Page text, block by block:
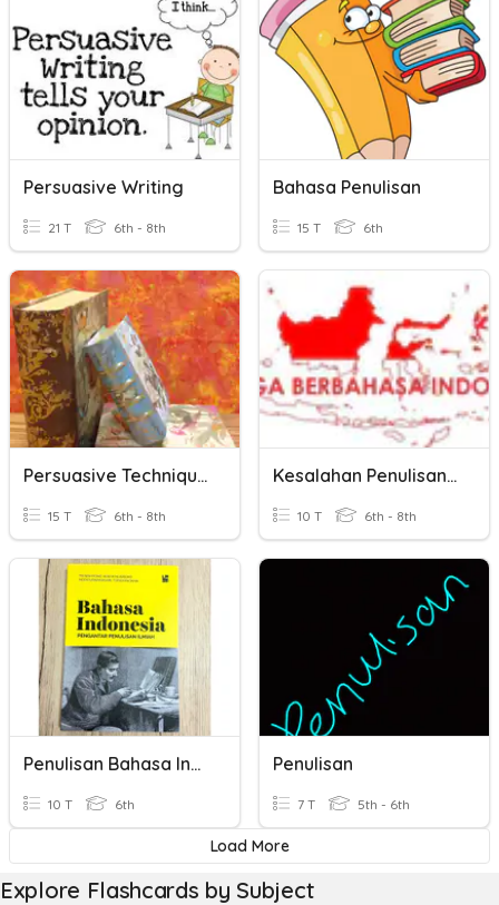
Persuasive Writing
21 T 6th - 8th
Bahasa Penulisan
15 T 6th
Persuasive Techniques
15 T 6th - 8th
Kesalahan Penulisan Kata
10 T 6th - 8th
Penulisan Bahasa Indonesia
10 T 6th
Penulisan
7 T 5th - 6th
Load More
Explore Flashcards by Subject